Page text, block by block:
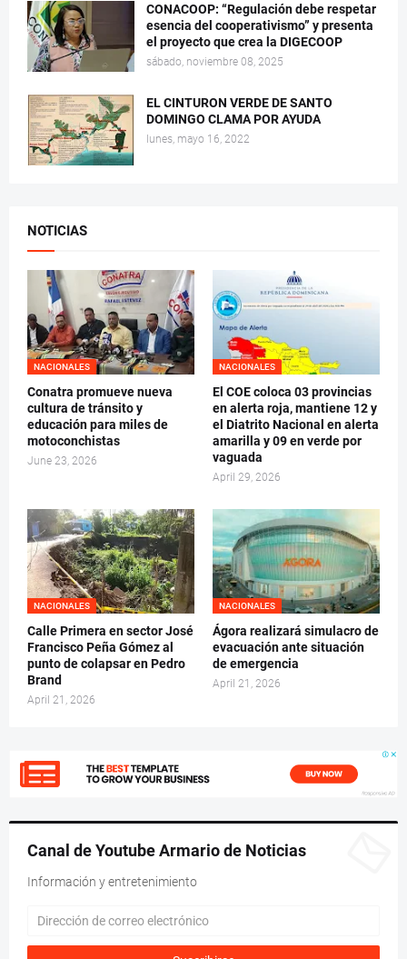
CONACOOP: “Regulación debe respetar
esencia del cooperativismo” y presenta
el proyecto que crea la DIGECOOP
sábado, noviembre 08, 2025
EL CINTURON VERDE DE SANTO
DOMINGO CLAMA POR AYUDA
lunes, mayo 16, 2022
NOTICIAS
NACIONALES
Conatra promueve nueva
cultura de tránsito y
educación para miles de
motoconchistas
June 23, 2026
NACIONALES
El COE coloca 03 provincias
en alerta roja, mantiene 12 y
el Diatrito Nacional en alerta
amarilla y 09 en verde por
vaguada
April 29, 2026
NACIONALES
Calle Primera en sector José
Francisco Peña Gómez al
punto de colapsar en Pedro
Brand
April 21, 2026
NACIONALES
Ágora realizará simulacro de
evacuación ante situación
de emergencia
April 21, 2026
Canal de Youtube Armario de Noticias
Información y entretenimiento